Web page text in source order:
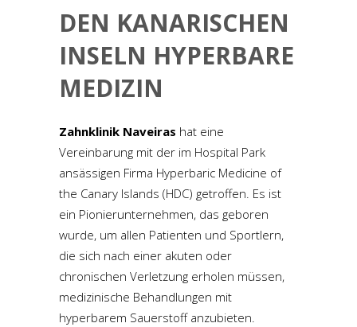
DEN KANARISCHEN
INSELN HYPERBARE
MEDIZIN
Zahnklinik Naveiras hat eine
Vereinbarung mit der im Hospital Park
ansässigen Firma Hyperbaric Medicine of
the Canary Islands (HDC) getroffen. Es ist
ein Pionierunternehmen, das geboren
wurde, um allen Patienten und Sportlern,
die sich nach einer akuten oder
chronischen Verletzung erholen müssen,
medizinische Behandlungen mit
hyperbarem Sauerstoff anzubieten.